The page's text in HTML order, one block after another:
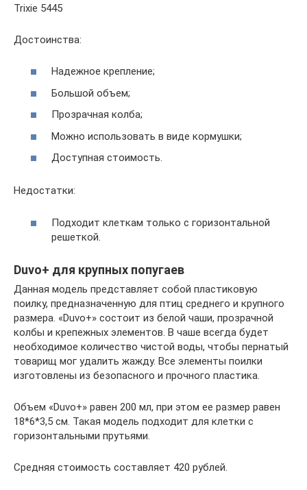
Trixie 5445
Достоинства:
Надежное крепление;
Большой объем;
Прозрачная колба;
Можно использовать в виде кормушки;
Доступная стоимость.
Недостатки:
Подходит клеткам только с горизонтальной
решеткой.
Duvo+ для крупных попугаев
Данная модель представляет собой пластиковую
поилку, предназначенную для птиц среднего и крупного
размера. «Duvo+» состоит из белой чаши, прозрачной
колбы и крепежных элементов. В чаше всегда будет
необходимое количество чистой воды, чтобы пернатый
товарищ мог удалить жажду. Все элементы поилки
изготовлены из безопасного и прочного пластика.
Объем «Duvo+» равен 200 мл, при этом ее размер равен
18*6*3,5 см. Такая модель подходит для клетки с
горизонтальными прутьями.
Средняя стоимость составляет 420 рублей.